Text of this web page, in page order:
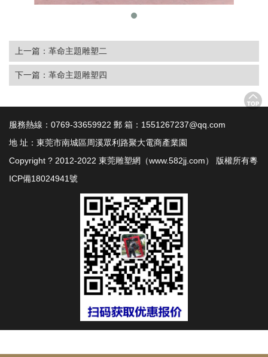
上一篇：革命主題雕塑二
下一篇：革命主題雕塑四
服務熱線：0769-33659922 郵 箱：1551267237@qq.com
地 址：東莞市南城區周溪眾利路聚大電商產業園
Copyright ? 2012-2022 東莞雕塑網（www.582jj.com） 版權所有粵
ICP備18024941號